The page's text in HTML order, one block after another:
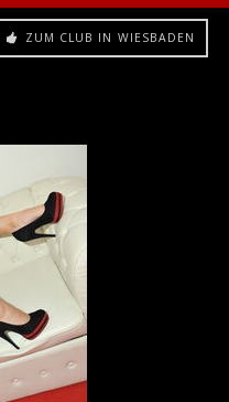
ZUM CLUB IN WIESBADEN